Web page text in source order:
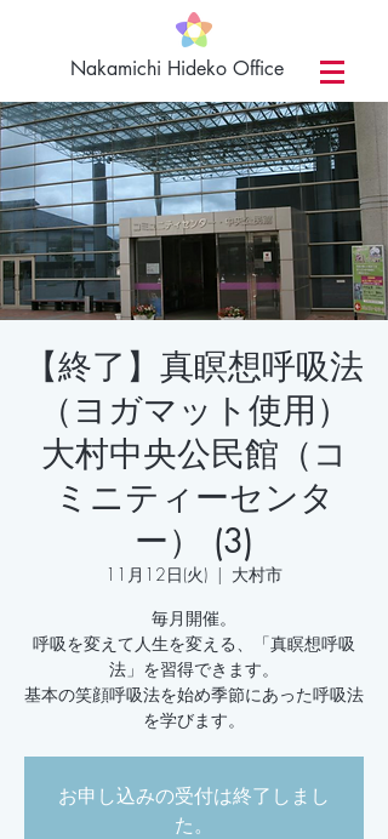
​Nakamichi Hideko Office
【終了】真瞑想呼吸法
（ヨガマット使用）
大村中央公民館（コ
ミニティーセンタ
ー） (3)
11月12日(火)
  |
大村市
毎月開催。
呼吸を変えて人生を変える、「真瞑想呼吸
法」を習得できます。
基本の笑顔呼吸法を始め季節にあった呼吸法
お申し込みの受付は終了しまし
た。